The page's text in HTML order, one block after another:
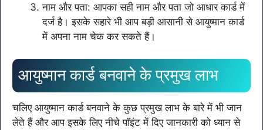
नाम और पता: आपका सही नाम और पता जो आधार कार्ड में
दर्ज है। इसके सहारे भी आप बड़ी आसानी से आयुष्मान कार्ड
में अपना नाम चेक कर सकते हैं।
आयुष्मान कार्ड बनवाने के प्रमुख लाभ
चलिए आयुष्मान कार्ड बनवाने के कुछ प्रमुख लाभ के बारे में भी जान
लेते हैं और आप इसके लिए नीचे पॉइंट में दिए जानकारी को ध्यान से